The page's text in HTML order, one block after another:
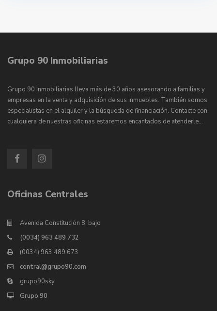
Grupo 90 Inmobiliarias
Grupo 90 Inmobiliarias lleva más de 30 años asesorando a familias y
empresas en la venta y adquisición de sus inmuebles. También somos
especialistas en el alquiler y la búsqueda de financiación. Contacte con
cualquiera de nuestras oficinas estaremos encantados de atenderle…
Oficinas Centrales
Avenida Constitución 8, bajo
(0034) 963 489 732
(0034) 963 489 673
central@grupo90.com
grupo90sky
Grupo 90